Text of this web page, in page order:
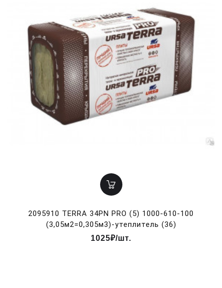
2095910 TERRA 34PN PRO (5) 1000-610-100
(3,05м2=0,305м3)-утеплитель (36)
1025₽/шт.